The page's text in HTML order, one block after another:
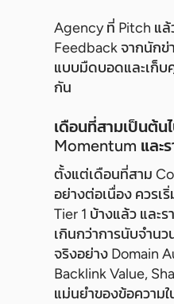
Agency ที่ Pitch แล้
Feedback จากนักข่
แบบมืดบอดและเก็บ
กัน
เดือนที่สามเป็นต้น
Momentum และ
ตั้งแต่เดือนที่สาม
อย่างต่อเนื่อง ควรเ
Tier 1 บ้างแล้ว และ
เกินกว่าการนับจำน
จริงอย่าง Domain
Backlink Value,
แม่นยำของข้อความ